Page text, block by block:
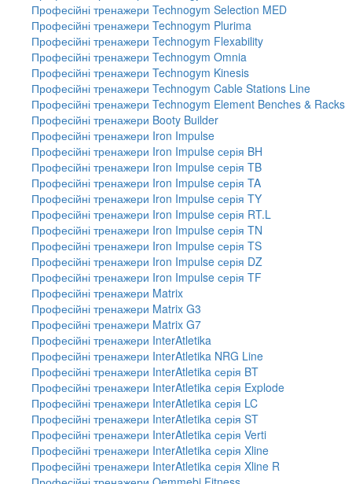
Професійні тренажери Technogym Selection MED
Професійні тренажери Technogym Plurima
Професійні тренажери Technogym Flexability
Професійні тренажери Technogym Omnia
Професійні тренажери Technogym Kinesis
Професійні тренажери Technogym Cable Stations Line
Професійні тренажери Technogym Element Benches & Racks
Професійні тренажери Booty Builder
Професійні тренажери Iron Impulse
Професійні тренажери Iron Impulse серія BH
Професійні тренажери Iron Impulse серія TB
Професійні тренажери Iron Impulse серія TA
Професійні тренажери Iron Impulse серія TY
Професійні тренажери Iron Impulse серія RT.L
Професійні тренажери Iron Impulse серія TN
Професійні тренажери Iron Impulse серія TS
Професійні тренажери Iron Impulse серія DZ
Професійні тренажери Iron Impulse серія TF
Професійні тренажери Matrix
Професійні тренажери Matrix G3
Професійні тренажери Matrix G7
Професійні тренажери InterAtletika
Професійні тренажери InterAtletika NRG Line
Професійні тренажери InterAtletika серія BT
Професійні тренажери InterAtletika серія Explode
Професійні тренажери InterAtletika серія LC
Професійні тренажери InterAtletika серія ST
Професійні тренажери InterAtletika серія Verti
Професійні тренажери InterAtletika серія Xline
Професійні тренажери InterAtletika серія Xline R